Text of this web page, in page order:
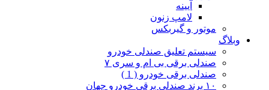
آیینه
لامپ زنون
موتور و گیربکس
وبلاگ
سیستم تعلیق صندلی خودرو
صندلی برقی بی ام و سری ۷
صندلی برقی خودرو ( 1 )
۱۰ برند صندلی برقی خودرو جهان